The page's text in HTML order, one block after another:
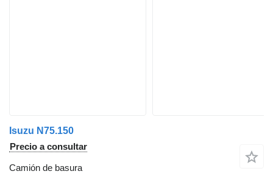
Isuzu N75.150
Precio a consultar
Camión de basura